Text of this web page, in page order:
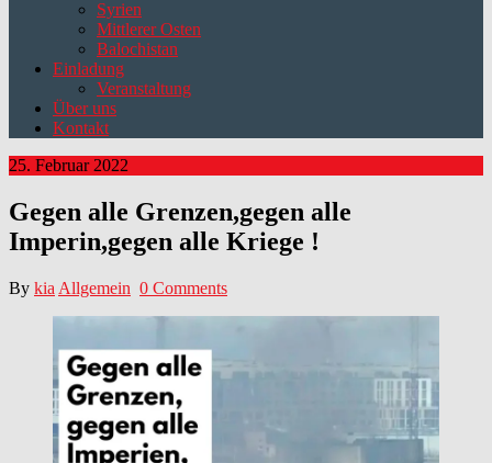
Syrien
Mittlerer Osten
Balochistan
Einladung
Veranstaltung
Über uns
Kontakt
25. Februar 2022
Gegen alle Grenzen,gegen alle
Imperin,gegen alle Kriege !
By kia Allgemein 0 Comments